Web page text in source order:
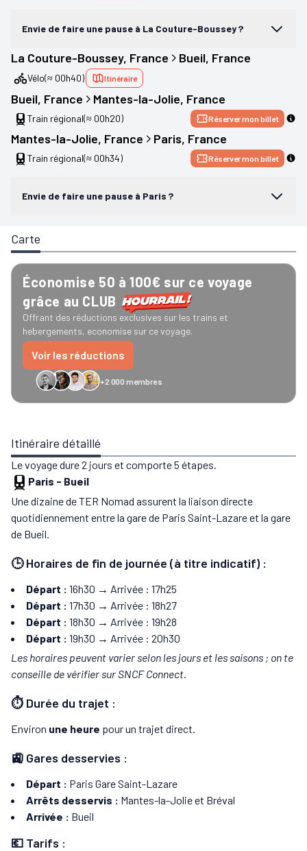
Envie de faire une pause à La Couture-Boussey ?
La Couture-Boussey, France Bueil, France
Vélo(≈ 00h40) Itinéraire
Bueil, France Mantes-la-Jolie, France
Train régional(≈ 00h20) Réserver mon billet
Mantes-la-Jolie, France Paris, France
Train régional(≈ 00h34) Réserver mon billet
Envie de faire une pause à Paris ?
Carte
Économise 50 à 100€ sur ce voyage
grâce au CLUB
Offrant des réductions exclusives sur les trains et
hebergements, economise sur ce voyage.
Voir les réductions
+2 000 membres
GreenGo Caledonian
Itinéraire détaillé
Le voyage dure 2 jours et comporte 5 étapes.
Paris - Bueil
Une dizaine de TER Nomad assurent la liaison directe
quotidiennement entre la gare de Paris Saint-Lazare et la gare
de Bueil.
🕒 Horaires de fin de journée (à titre indicatif) :
Départ : 16h30 → Arrivée : 17h25
Départ : 17h30 → Arrivée : 18h27
Départ : 18h30 → Arrivée : 19h28
Départ : 19h30 → Arrivée : 20h30
Les horaires peuvent varier selon les jours et les saisons ; on te
conseille de vérifier sur SNCF Connect.
⏱️ Durée du trajet :
Environ une heure pour un trajet direct.
🚉 Gares desservies :
Départ : Paris Gare Saint-Lazare
Arrêts desservis : Mantes-la-Jolie et Bréval
Arrivée : Bueil
💶 Tarifs :